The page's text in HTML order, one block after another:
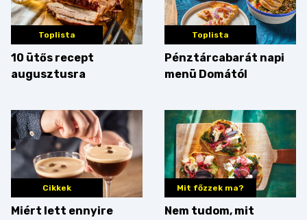
Toplista
10 ütős recept
augusztusra
Toplista
Pénztárcabarát napi
menü Domától
Cikkek
Miért lett ennyire
Mit főzzek ma?
Nem tudom, mit